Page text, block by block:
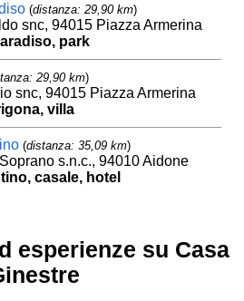
(distanza: 29,90 km)
snc, 94015 Piazza Armerina
park
29,90 km)
snc, 94015 Piazza Armerina
villa
(distanza: 35,09 km)
s.n.c., 94010 Aidone
casale, hotel
esperienze su Casa